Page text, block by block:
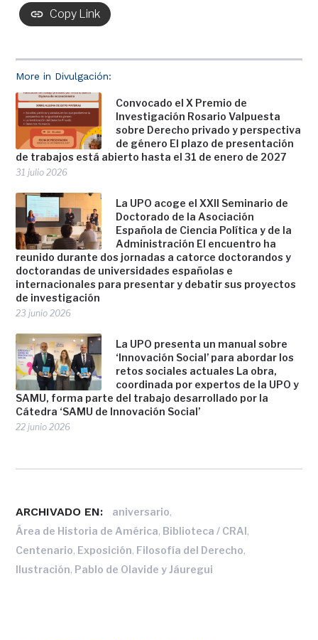
More in Divulgación:
Convocado el X Premio de
Investigación Rosario Valpuesta
sobre Derecho privado y perspectiva
de género El plazo de presentación
de trabajos está abierto hasta el 31 de enero de 2027
31 julio 2026
La UPO acoge el XXII Seminario de
Doctorado de la Asociación
Española de Ciencia Política y de la
Administración El encuentro ha
reunido durante dos jornadas a catorce doctorandos y
doctorandas de universidades españolas e
internacionales para presentar y debatir sus proyectos
de investigación
23 junio 2026
La UPO presenta un manual sobre
‘Innovación Social’ para abordar los
retos sociales actuales La obra,
coordinada por expertos de la UPO y
SAMU, forma parte del trabajo desarrollado por la
Cátedra ‘SAMU de Innovación Social’
22 junio 2026
Copy Link
ARCHIVADO EN: aniversario,
Área de Historia de América, Biblioteca / CRAI,
Centenario, Exposición, Filosofía del Derecho,
Ilustración, Pablo de Olavide y Jáuregui